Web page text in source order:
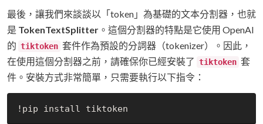
最後，讓我們來談談以「token」為基礎的文本分割器，也就
是 TokenTextSplitter 。這個分割器的特點是它使用 OpenAI
的 tiktoken 套件作為預設的分詞器（tokenizer）。因此，
在使用這個分割器之前，請確保你已經安裝了 tiktoken 套
件。安裝方式非常簡單，只需要執行以下指令：